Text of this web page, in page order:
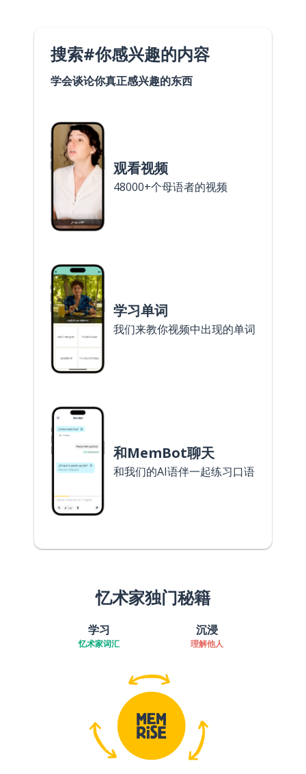
搜索#你感兴趣的内容
学会谈论你真正感兴趣的东西
观看视频
48000+个母语者的视频
学习单词
我们来教你视频中出现的单词
和MemBot聊天
和我们的AI语伴一起练习口语
忆术家独门秘籍
学习
忆术家词汇
沉浸
理解他人